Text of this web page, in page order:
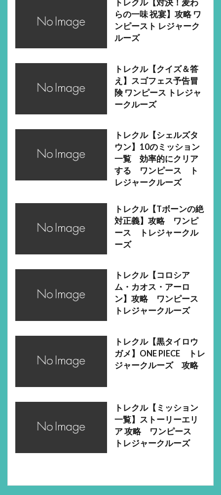
トレクル【対決！麦わ
らの一味 祝宴】攻略 ワ
ンピースト レジャーク
ルーズ
トレクル【クイズ＆答
え】スゴフェス予告冒
険 ワンピース トレジャ
ークルーズ
トレクル【シェルズタ
ウン】10のミッション
一覧 効率的にクリア
する ワンピース ト
レジャークルーズ
トレクル【Tボーンの絶
対正義】攻略 ワンピ
ース トレジャークル
ーズ
トレクル【コロシア
ム・カオス・アーロ
ン】攻略 ワンピース
トレジャークルーズ
トレクル【黒タイロウ
ガメ】ONE PIECE トレ
ジャークルーズ 攻略
トレクル【ミッション
一覧】ストーリーエリ
ア 攻略 ワンピース
トレジャークルーズ